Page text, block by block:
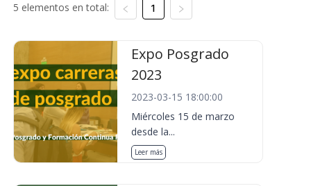
5 elementos en total: 1
Expo Posgrado
2023
2023-03-15 18:00:00
Miércoles 15 de marzo
desde la...
Leer más